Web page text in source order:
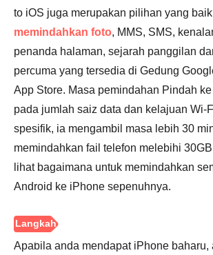
to iOS juga merupakan pilihan yang
memindahkan foto, MMS, SMS,
penanda halaman, sejarah panggilan
percuma yang tersedia di Gedung
App Store. Masa pemindahan Pindah
pada jumlah saiz data dan kelajuan Wi-
spesifik, ia mengambil masa lebih 30
memindahkan fail telefon melebihi
lihat bagaimana untuk memindahkan
Android ke iPhone sepenuhnya.
Apabila anda mendapat iPhone baharu,